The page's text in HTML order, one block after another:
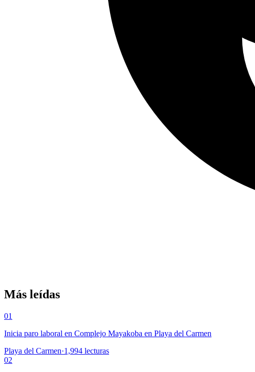
Más leídas
01
Inicia paro laboral en Complejo Mayakoba en Playa del Carmen
Playa del Carmen·1,994 lecturas
02